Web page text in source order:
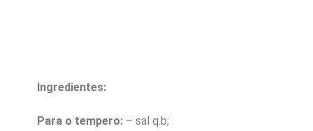
Ingredientes:
Para o tempero:– sal q.b;